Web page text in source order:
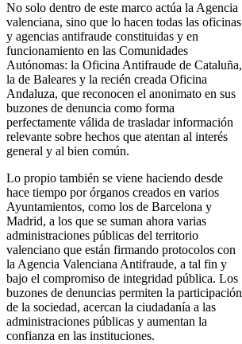
No solo dentro de este marco actúa la Agencia
valenciana, sino que lo hacen todas las oficinas
y agencias antifraude constituidas y en
funcionamiento en las Comunidades
Autónomas: la Oficina Antifraude de Cataluña,
la de Baleares y la recién creada Oficina
Andaluza, que reconocen el anonimato en sus
buzones de denuncia como forma
perfectamente válida de trasladar información
relevante sobre hechos que atentan al interés
general y al bien común.
Lo propio también se viene haciendo desde
hace tiempo por órganos creados en varios
Ayuntamientos, como los de Barcelona y
Madrid, a los que se suman ahora varias
administraciones públicas del territorio
valenciano que están firmando protocolos con
la Agencia Valenciana Antifraude, a tal fin y
bajo el compromiso de integridad pública. Los
buzones de denuncias permiten la participación
de la sociedad, acercan la ciudadanía a las
administraciones públicas y aumentan la
confianza en las instituciones.